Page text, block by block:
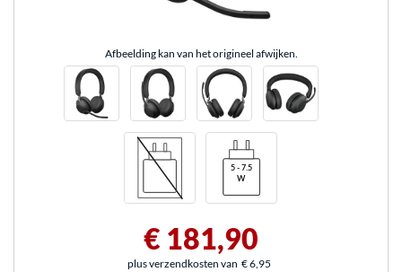
Afbeelding kan van het origineel afwijken.
€ 181,90
plus verzendkosten van € 6,95